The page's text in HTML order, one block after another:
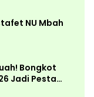
NU Mbah
Bongkot
Jadi Pesta
Peterongan